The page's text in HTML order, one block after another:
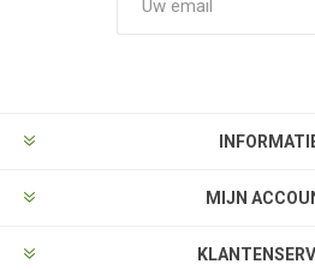
MIJN